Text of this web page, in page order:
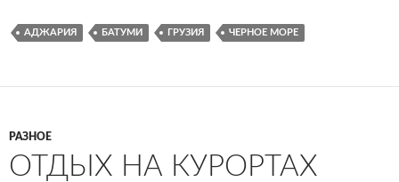
АДЖАРИЯ БАТУМИ ГРУЗИЯ ЧЕРНОЕ МОРЕ
РАЗНОЕ
ОТДЫХ НА КУРОРТАХ